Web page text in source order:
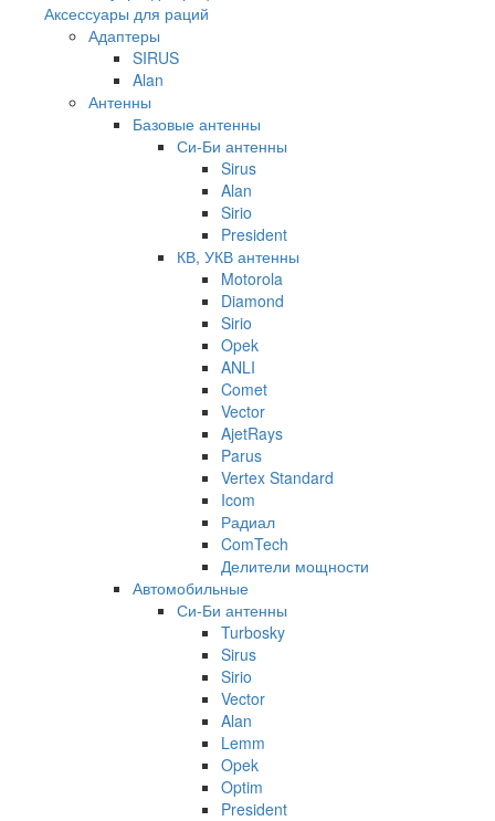
Аксессуары для раций
Адаптеры
SIRUS
Alan
Антенны
Базовые антенны
Си-Би антенны
Sirus
Alan
Sirio
President
КВ, УКВ антенны
Motorola
Diamond
Sirio
Opek
ANLI
Comet
Vector
AjetRays
Parus
Vertex Standard
Icom
Радиал
ComTech
Делители мощности
Автомобильные
Си-Би антенны
Turbosky
Sirus
Sirio
Vector
Alan
Lemm
Opek
Optim
President